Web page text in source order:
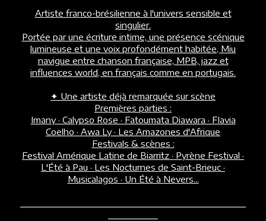
Artiste franco-brésilienne à l'univers sensible et
singulier.
Portée par une écriture intime, une présence scénique
lumineuse et une voix profondément habitée, Miu
navigue entre chanson française, MPB, jazz et
influences world, en français comme en portugais.
✦ Une artiste déjà remarquée sur scène
Premières parties :
Imany · Calypso Rose · Fatoumata Diawara · Flavia
Coelho · Awa Ly · Les Amazones d'Afrique
Festivals & scènes :
Festival Amérique Latine de Biarritz · Pyrène Festival ·
L'Été à Pau · Les Nocturnes de Saint-Brieuc ·
Musicalagos · Un Été à Nevers...